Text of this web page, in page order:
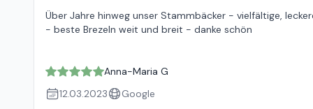
Über Jahre hinweg unser Stammbäcker - vielfältige,
- beste Brezeln weit und breit - danke schön
Anna-Maria G
12.03.2023
Google